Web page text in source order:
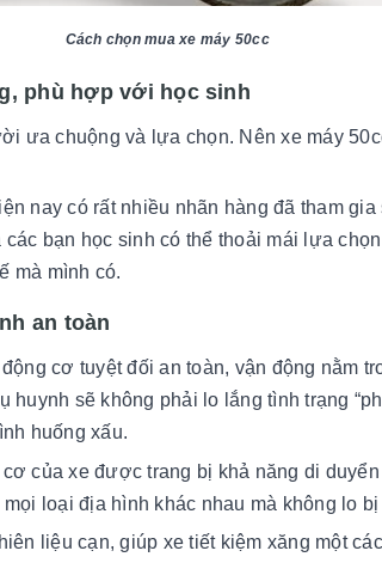
Cách chọn mua xe máy 50cc
phù hợp với học sinh
ưa chuộng và lựa chọn. Nên xe máy
nay có rất nhiều nhãn hàng đã tham gia
bạn học sinh có thể thoải mái lựa
mà mình có.
an toàn
cơ tuyệt đối an toàn, vận động nằm
huynh sẽ không phải lo lắng tình trạng
huống xấu.
của xe được trang bị khả năng di
loại địa hình khác nhau mà không lo bị
liệu cạn, giúp xe tiết kiệm xăng một